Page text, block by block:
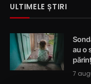
ULTIMELE ȘTIRI
au o
7